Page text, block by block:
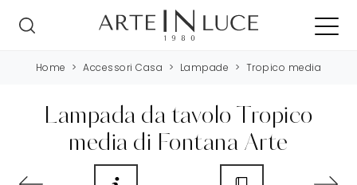
Home > Accessori Casa > Lampade > Tropico media
Lampada da tavolo Tropico
media di Fontana Arte